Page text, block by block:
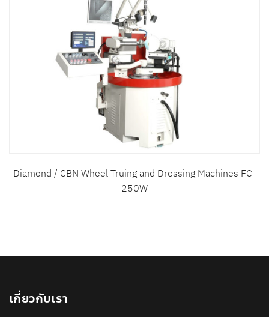
Diamond / CBN Wheel Truing and Dressing Machines FC-
250W
เกี่ยวกับเรา